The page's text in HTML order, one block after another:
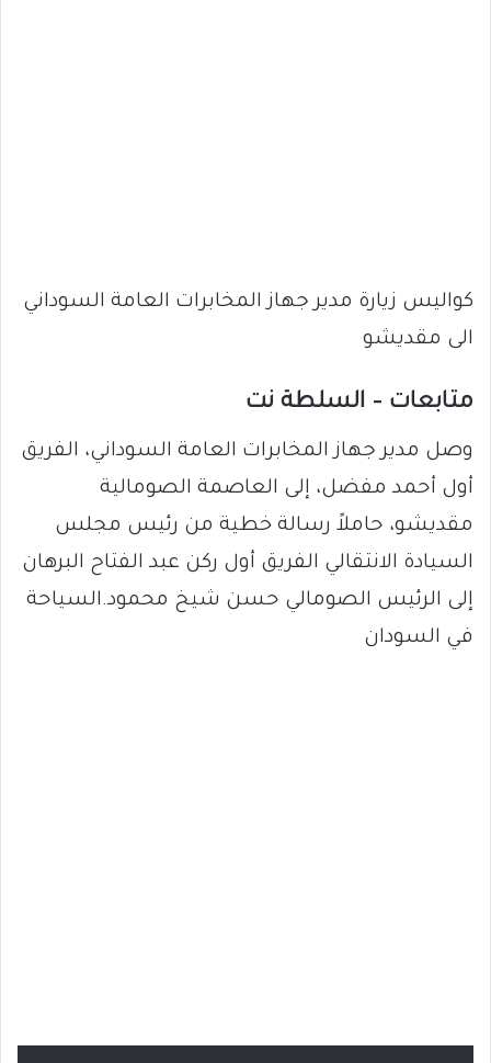
كواليس زيارة مدير جهاز المخابرات العامة السوداني
الى مقديشو
متابعات – السلطة نت
وصل مدير جهاز المخابرات العامة السوداني، الفريق
أول أحمد مفضل، إلى العاصمة الصومالية
مقديشو، حاملاً رسالة خطية من رئيس مجلس
السيادة الانتقالي الفريق أول ركن عبد الفتاح البرهان
إلى الرئيس الصومالي حسن شيخ محمود.السياحة
في السودان